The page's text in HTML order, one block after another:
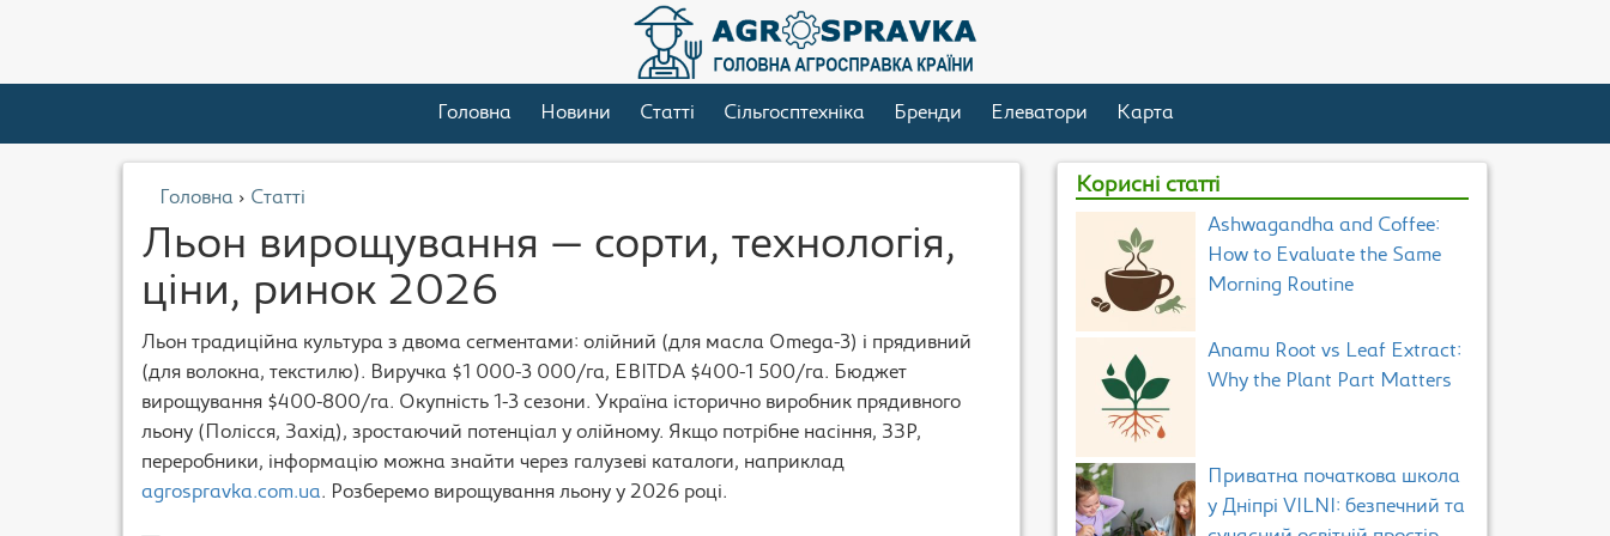
Головна Новини Статті Сільгосптехніка Бренди Елеватори Карта
Головна › Статті
Льон вирощування — сорти, технологія,
ціни, ринок 2026
Льон традиційна культура з двома сегментами: олійний (для масла Omega-3) і прядивний
(для волокна, текстилю). Виручка $1 000-3 000/га, EBITDA $400-1 500/га. Бюджет
вирощування $400-800/га. Окупність 1-3 сезони. Україна історично виробник прядивного
льону (Полісся, Захід), зростаючий потенціал у олійному. Якщо потрібне насіння, ЗЗР,
переробники, інформацію можна знайти через галузеві каталоги, наприклад
agrospravka.com.ua. Розберемо вирощування льону у 2026 році.
Корисні статті
Ashwagandha and Coffee:
How to Evaluate the Same
Morning Routine
Anamu Root vs Leaf Extract:
Why the Plant Part Matters
Приватна початкова школа
у Дніпрі VILNI: безпечний та